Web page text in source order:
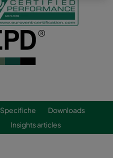
Specifiche
Downloads
Insights articles